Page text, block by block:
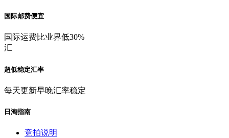
国际邮费便宜
国际运费比业界低30%
汇
超低稳定汇率
每天更新早晚汇率稳定
日淘指南
竞拍说明